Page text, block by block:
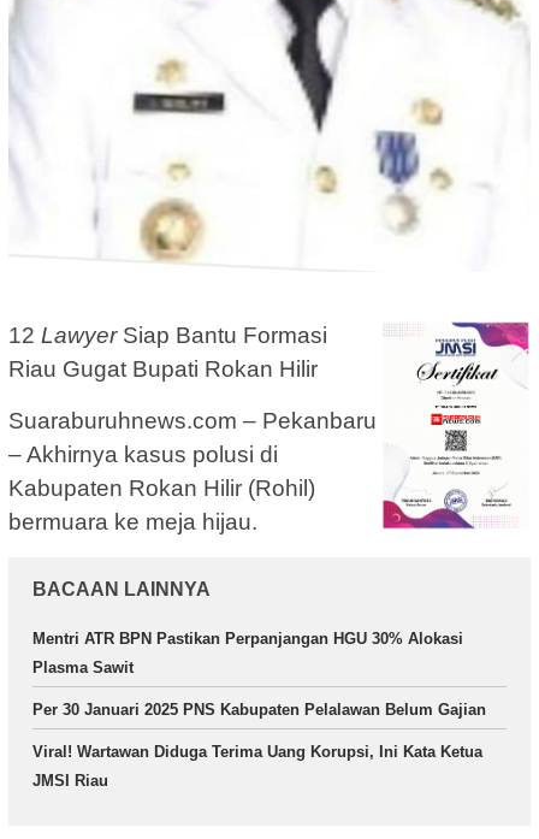
12 LawyerSiap Bantu Formasi
Riau Gugat Bupati Rokan Hilir
Suaraburuhnews.com – Pekanbaru
– Akhirnya kasus polusi di
Kabupaten Rokan Hilir (Rohil)
bermuara ke meja hijau.
BACAAN LAINNYA
Mentri ATR BPN Pastikan Perpanjangan HGU 30% Alokasi
Plasma Sawit
Per 30 Januari 2025 PNS Kabupaten Pelalawan Belum Gajian
Viral! Wartawan Diduga Terima Uang Korupsi, Ini Kata Ketua
JMSI Riau